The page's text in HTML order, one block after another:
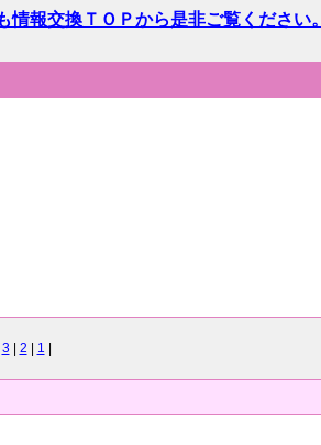
情報交換ＴＯＰから是非ご覧ください。
3 2 1